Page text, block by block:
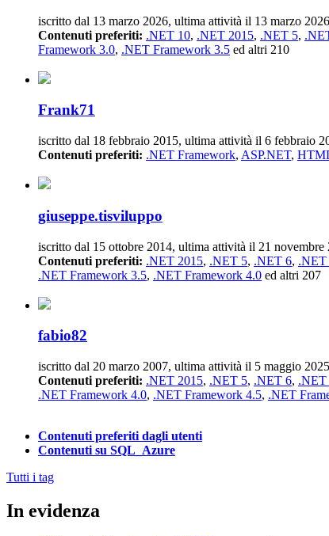
iscritto dal 13 marzo 2026, ultima attività il 13 marzo 2026
Contenuti preferiti: .NET 10, .NET 2015, .NET 5,
Framework 3.0, .NET Framework 3.5 ed altri 210
Frank71
iscritto dal 18 febbraio 2015, ultima attività il 6 febbraio
Contenuti preferiti: .NET Framework, ASP.NET,
giuseppe.tisviluppo
iscritto dal 15 ottobre 2014, ultima attività il 21 novembre
Contenuti preferiti: .NET 2015, .NET 5, .NET 6, .NET
.NET Framework 3.5, .NET Framework 4.0 ed altri 207
fabio82
iscritto dal 20 marzo 2007, ultima attività il 5 maggio 2025
Contenuti preferiti: .NET 2015, .NET 5, .NET 6, .NET
.NET Framework 4.0, .NET Framework 4.5, .NET
Contenuti preferiti dagli utenti
Contenuti su SQL_Azure
Tutti i tag
In evidenza